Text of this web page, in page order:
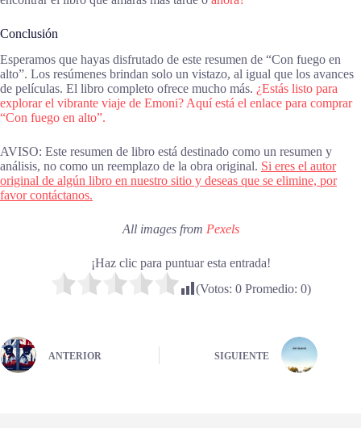
Conclusión
Esperamos que hayas disfrutado de este resumen de “Con fuego en
alto”. Los resúmenes brindan solo un vistazo, al igual que los avances
de películas. El libro completo ofrece mucho más. ¿Estás listo para
explorar el vibrante viaje de Emoni? Aquí está el enlace para comprar
“Con fuego en alto”.
AVISO: Este resumen de libro está destinado como un resumen y
análisis, no como un reemplazo de la obra original. Si eres el autor
original de algún libro en nuestro sitio y deseas que se elimine, por
favor contáctanos.
All images from Pexels
¡Haz clic para puntuar esta entrada!
(Votos: 0Promedio: 0)
ANTERIOR SIGUIENTE